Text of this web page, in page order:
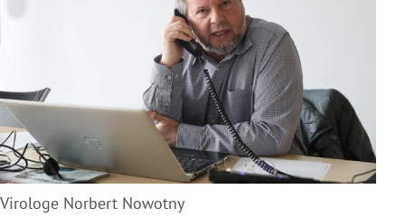
Virologe Norbert Nowotny